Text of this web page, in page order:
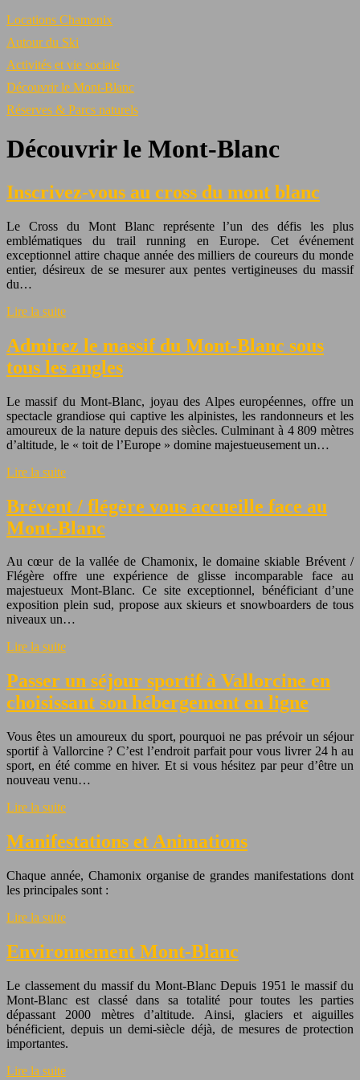
Locations Chamonix
Autour du Ski
Activités et vie sociale
Découvrir le Mont-Blanc
Réserves & Parcs naturels
Découvrir le Mont-Blanc
Inscrivez-vous au cross du mont blanc
Le Cross du Mont Blanc représente l’un des défis les plus
emblématiques du trail running en Europe. Cet événement
exceptionnel attire chaque année des milliers de coureurs du monde
entier, désireux de se mesurer aux pentes vertigineuses du massif
du…
Lire la suite
Admirez le massif du Mont-Blanc sous
tous les angles
Le massif du Mont-Blanc, joyau des Alpes européennes, offre un
spectacle grandiose qui captive les alpinistes, les randonneurs et les
amoureux de la nature depuis des siècles. Culminant à 4 809 mètres
d’altitude, le « toit de l’Europe » domine majestueusement un…
Lire la suite
Brévent / flégère vous accueille face au
Mont-Blanc
Au cœur de la vallée de Chamonix, le domaine skiable Brévent /
Flégère offre une expérience de glisse incomparable face au
majestueux Mont-Blanc. Ce site exceptionnel, bénéficiant d’une
exposition plein sud, propose aux skieurs et snowboarders de tous
niveaux un…
Lire la suite
Passer un séjour sportif à Vallorcine en
choisissant son hébergement en ligne
Vous êtes un amoureux du sport, pourquoi ne pas prévoir un séjour
sportif à Vallorcine ? C’est l’endroit parfait pour vous livrer 24 h au
sport, en été comme en hiver. Et si vous hésitez par peur d’être un
nouveau venu…
Lire la suite
Manifestations et Animations
Chaque année, Chamonix organise de grandes manifestations dont
les principales sont :
Lire la suite
Environnement Mont-Blanc
Le classement du massif du Mont-Blanc Depuis 1951 le massif du
Mont-Blanc est classé dans sa totalité pour toutes les parties
dépassant 2000 mètres d’altitude. Ainsi, glaciers et aiguilles
bénéficient, depuis un demi-siècle déjà, de mesures de protection
importantes.
Lire la suite